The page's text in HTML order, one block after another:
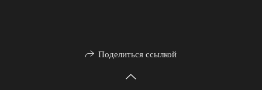
Поделиться ссылкой